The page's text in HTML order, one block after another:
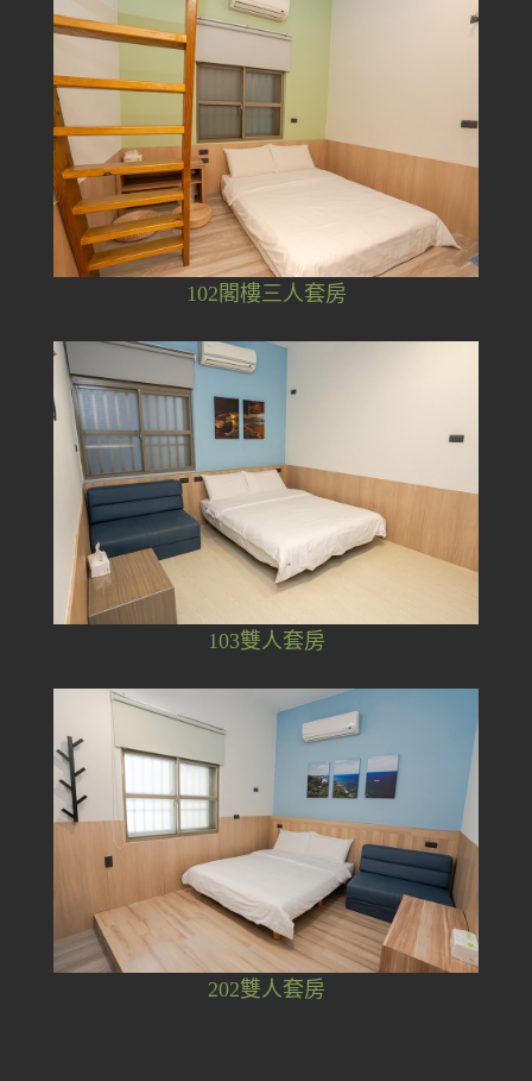
102閣樓三人套房
103雙人套房
202雙人套房